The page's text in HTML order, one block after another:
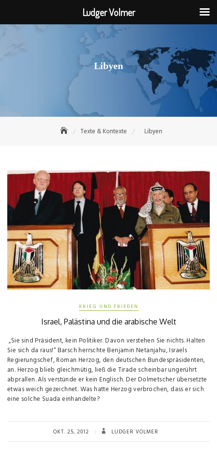
Libyen
Texte & Kontexte Libyen
KRIEG UND FRIEDEN
Israel, Palästina und die arabische Welt
„Sie sind Präsident, kein Politiker. Davon verstehen Sie nichts. Halten
Sie sich da raus!“ Barsch herrschte Benjamin Netanjahu, Israels
Regierungschef, Roman Herzog, den deutschen Bundespräsidenten,
an. Herzog blieb gleichmütig, ließ die Tirade scheinbar ungerührt
abprallen. Als verstünde er kein Englisch. Der Dolmetscher übersetzte
etwas weich gezeichnet. Was hatte Herzog verbrochen, dass er sich
eine solche Suada einhandelte?
OKT. 25, 2012 LUDGER VOLMER
Ludger Volmer